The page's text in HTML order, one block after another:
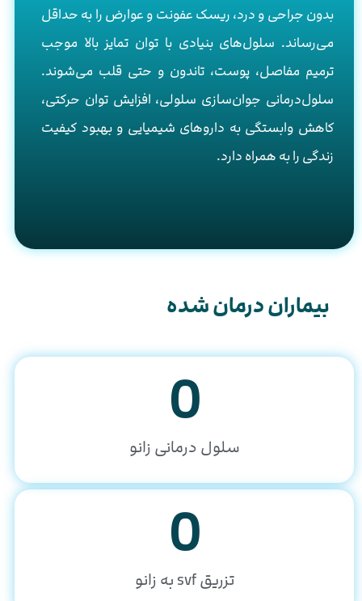
بدون جراحی و درد، ریسک عفونت و عوارض را به حداقل
می‌رساند. سلول‌های بنیادی با توان تمایز بالا موجب
ترمیم مفاصل، پوست، تاندون و حتی قلب می‌شوند.
سلول‌درمانی جوان‌سازی سلولی، افزایش توان حرکتی،
کاهش وابستگی به داروهای شیمیایی و بهبود کیفیت
زندگی را به همراه دارد.
بیماران درمان شده
سلول درمانی زانو
0
تزریق svf به زانو
0